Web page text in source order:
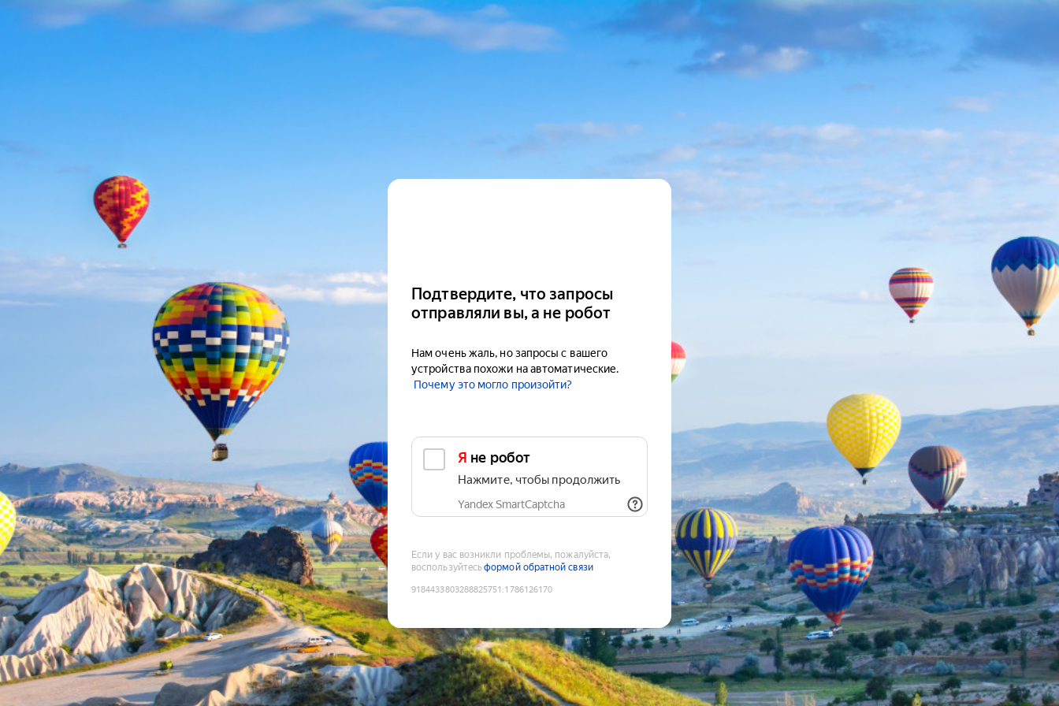
Подтвердите, что запросы
отправляли вы, а не робот
Нам очень жаль, но запросы с вашего
устройства похожи на автоматические.
Почему это могло произойти?
Я не робот
Нажмите, чтобы продолжить
Yandex SmartCaptcha
Если у вас возникли проблемы, пожалуйста,
воспользуйтесьформой обратной связи
9184433803288825751 :1786126170